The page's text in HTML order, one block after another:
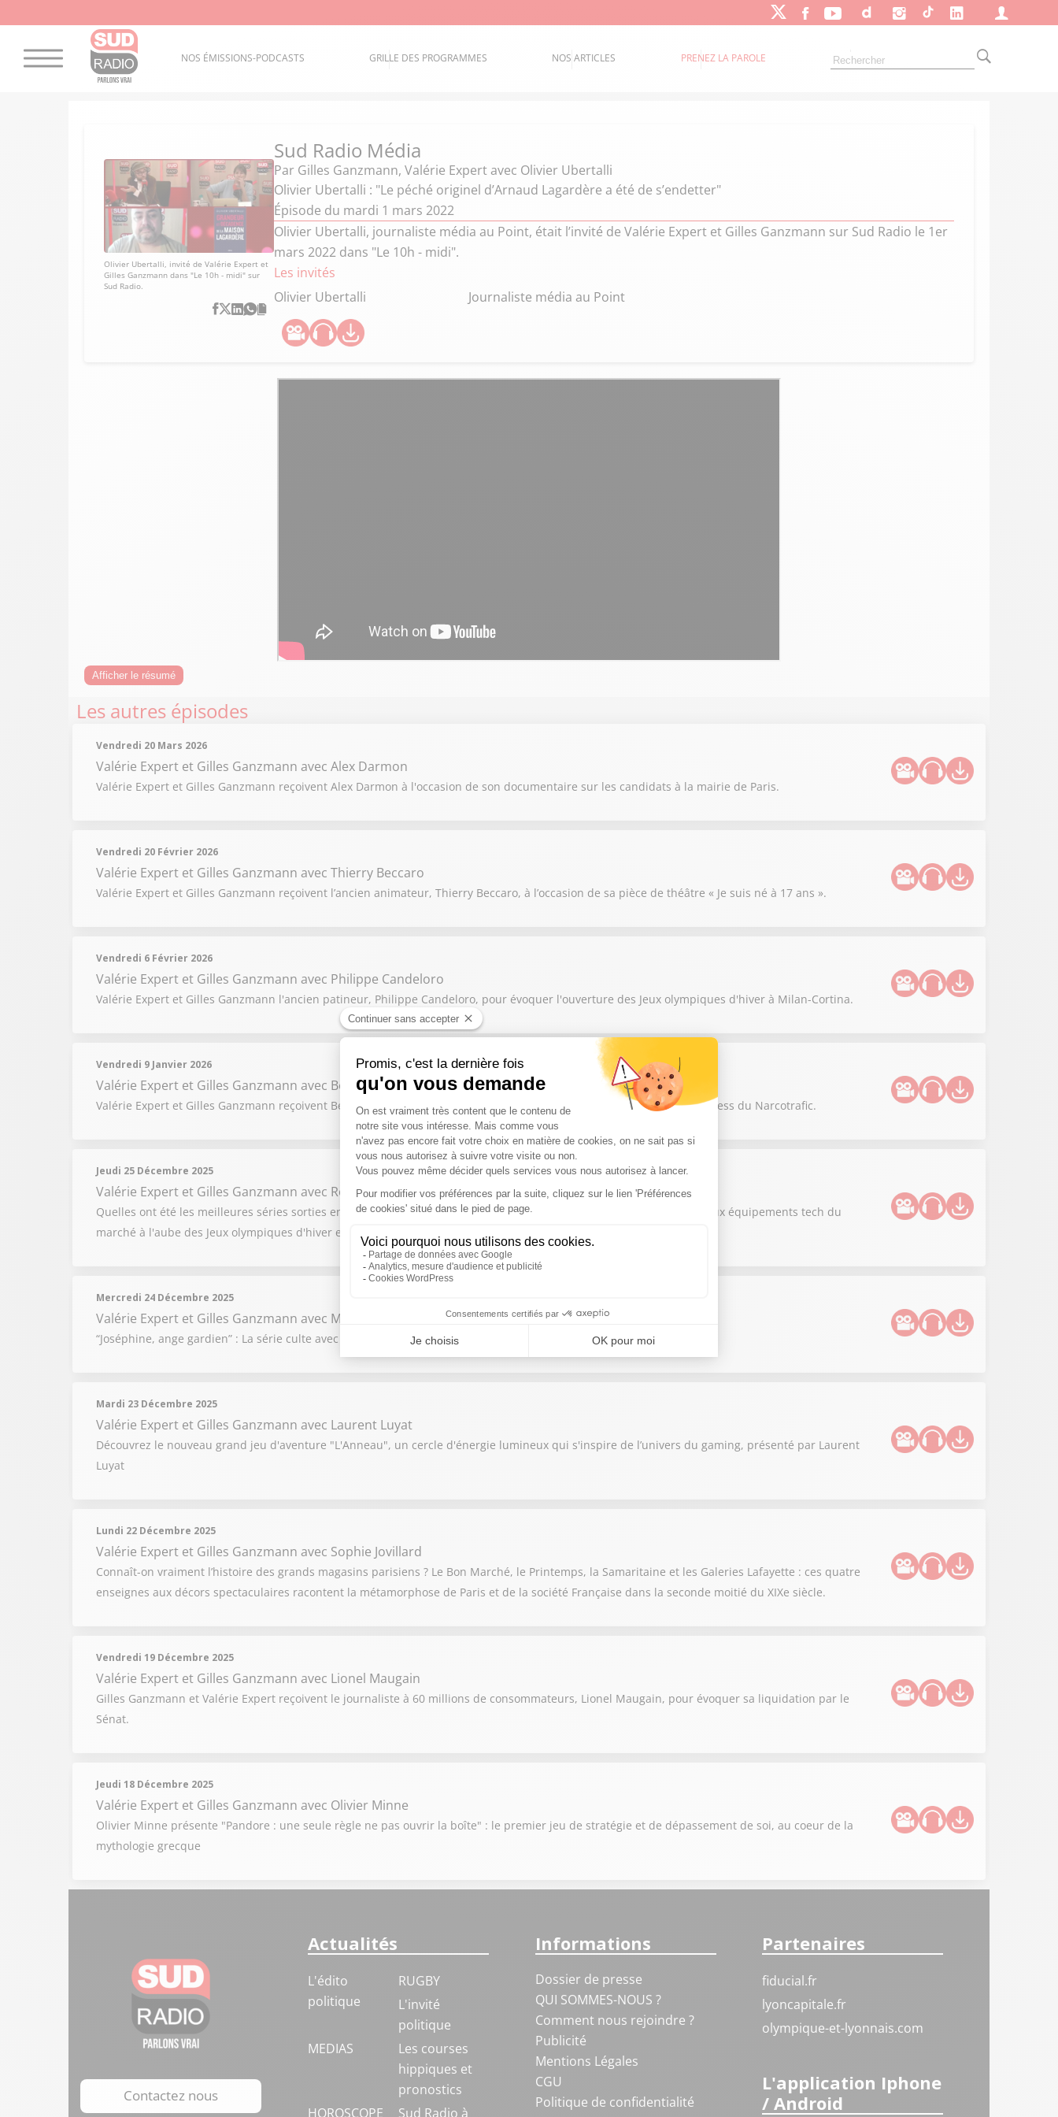
NOS ÉMISSIONS-PODCASTS GRILLE DES PROGRAMMES NOS ARTICLES PRENEZ LA PAROLE
Olivier Ubertalli, invité de Valérie Expert et
Gilles Ganzmann dans "Le 10h - midi" sur
Sud Radio.
Sud Radio Média
Par Gilles Ganzmann, Valérie Expertavec Olivier Ubertalli
Olivier Ubertalli : "Le péché originel d’Arnaud Lagardère a été de s’endetter"
Épisode du mardi 1 mars 2022
Olivier Ubertalli, journaliste média au Point, était l’invité de Valérie Expert et Gilles Ganzmann sur Sud Radio le 1er
mars 2022 dans "Le 10h - midi".
Les invités
Olivier Ubertalli
Journaliste média au Point
Afficher le résumé
Les autres épisodes
Vendredi 20 Mars 2026
Valérie Expert et Gilles Ganzmann avec Alex Darmon
Valérie Expert et Gilles Ganzmann reçoivent Alex Darmon à l'occasion de son documentaire sur les candidats à la mairie de Paris.
Vendredi 20 Février 2026
Valérie Expert et Gilles Ganzmann avec Thierry Beccaro
Valérie Expert et Gilles Ganzmann reçoivent l’ancien animateur, Thierry Beccaro, à l’occasion de sa pièce de théâtre « Je suis né à 17 ans ».
Vendredi 6 Février 2026
Valérie Expert et Gilles Ganzmann avec Philippe Candeloro
Valérie Expert et Gilles Ganzmann l'ancien patineur, Philippe Candeloro, pour évoquer l'ouverture des Jeux olympiques d'hiver à Milan-Cortina.
Vendredi 9 Janvier 2026
Valérie Expert et Gilles Ganzmann avec Bernard de La Villardière
Valérie Expert et Gilles Ganzmann reçoivent Bernard de la Villardière à l'occasion de sa nouvelle enquête sur le business du Narcotrafic.
Jeudi 25 Décembre 2025
Valérie Expert et Gilles Ganzmann avec Romain Nigita, Pierre-Nicolas Cléré
Quelles ont été les meilleures séries sorties en 2025 et celles à voir absolument en 2026 ? Puis quels sont les nouveaux équipements tech du
marché à l'aube des Jeux olympiques d'hiver et du Mondial de football 2026 ?
Mercredi 24 Décembre 2025
Valérie Expert et Gilles Ganzmann avec Mimie Mathy
“Joséphine, ange gardien” : La série culte avec Mimie Mathy de retour en inédit après 2 ans d’absence sur TF1
Mardi 23 Décembre 2025
Valérie Expert et Gilles Ganzmann avec Laurent Luyat
Découvrez le nouveau grand jeu d'aventure "L'Anneau", un cercle d'énergie lumineux qui s'inspire de l’univers du gaming, présenté par Laurent
Luyat
Lundi 22 Décembre 2025
Valérie Expert et Gilles Ganzmann avec Sophie Jovillard
Connaît-on vraiment l’histoire des grands magasins parisiens ? Le Bon Marché, le Printemps, la Samaritaine et les Galeries Lafayette : ces quatre
enseignes aux décors spectaculaires racontent la métamorphose de Paris et de la société Française dans la seconde moitié du XIXe siècle.
Vendredi 19 Décembre 2025
Valérie Expert et Gilles Ganzmann avec Lionel Maugain
Gilles Ganzmann et Valérie Expert reçoivent le journaliste à 60 millions de consommateurs, Lionel Maugain, pour évoquer sa liquidation par le
Sénat.
Jeudi 18 Décembre 2025
Valérie Expert et Gilles Ganzmann avec Olivier Minne
Olivier Minne présente "Pandore : une seule règle ne pas ouvrir la boîte" : le premier jeu de stratégie et de dépassement de soi, au coeur de la
mythologie grecque
Contactez nous
Actualités
L'édito
politique
RUGBY
L'invité
politique
MEDIAS
Les courses
hippiques et
pronostics
HOROSCOPE
Sud Radio à
Informations
Dossier de presse
QUI SOMMES-NOUS ?
Comment nous rejoindre ?
Publicité
Mentions Légales
CGU
Politique de confidentialité
Partenaires
fiducial.fr
lyoncapitale.fr
olympique-et-lyonnais.com
L'application Iphone
/ Android